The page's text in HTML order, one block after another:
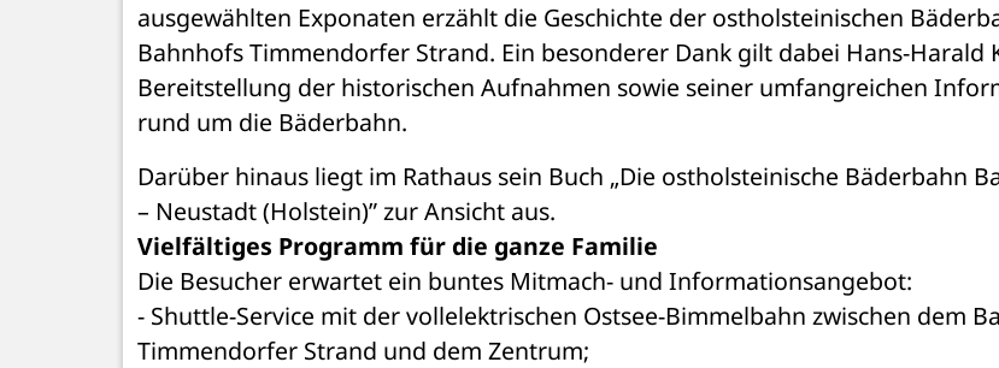
ausgewählten Exponaten erzählt die Geschichte der ostholsteinischen
Bahnhofs Timmendorfer Strand. Ein besonderer Dank gilt dabei Hans-Harald
Bereitstellung der historischen Aufnahmen sowie seiner umfangreichen
rund um die Bäderbahn.
Darüber hinaus liegt im Rathaus sein Buch „Die ostholsteinische Bäderbahn
– Neustadt (Holstein)” zur Ansicht aus.
Vielfältiges Programm für die ganze Familie
Die Besucher erwartet ein buntes Mitmach- und Informationsangebot:
- Shuttle-Service mit der vollelektrischen Ostsee-Bimmelbahn zwischen dem
Timmendorfer Strand und dem Zentrum;